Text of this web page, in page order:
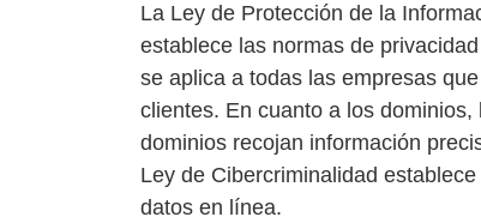
La Ley de Protección de la
establece las normas de
se aplica a todas las empresas
clientes. En cuanto a los
dominios recojan información
Ley de Cibercriminalidad
datos en línea.